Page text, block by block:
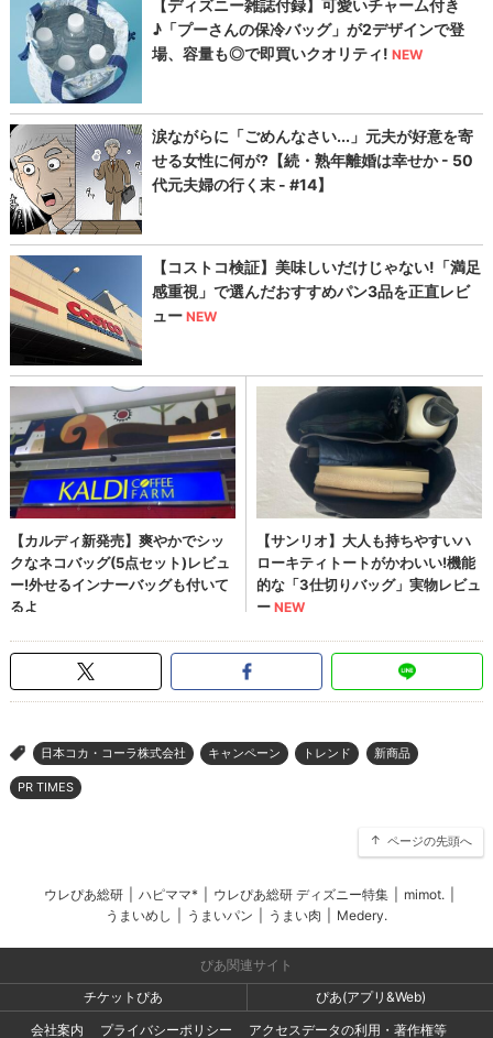
> 日本コカ・コーラ株式会社 キャンペーン トレンド 新商品
PR TIMES
ページの先頭へ
ウレぴあ総研 ハピママ* ウレぴあ総研 ディズニー特集 mimot.
うまいめし
うまいパン うまい肉 Medery.
ぴあ関連サイト
チケットぴあ
ぴあ(アプリ&Web)
会社案内
プライバシーポリシー アクセスデータの利用・著作権等